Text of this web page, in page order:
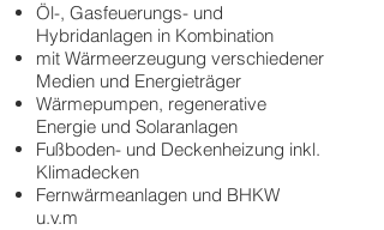
Öl-, Gasfeuerungs- und
Hybridanlagen in Kombination
mit Wärmeerzeugung verschiedener
Medien und Energieträger
Wärmepumpen, regenerative
Energie und Solaranlagen
Fußboden- und Deckenheizung inkl.
Klimadecken
Fernwärmeanlagen und BHKW
u.v.m